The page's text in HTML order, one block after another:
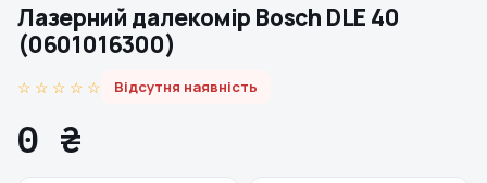
Лазерний далекомір Bosch DLE 40
(0601016300)
☆ ☆ ☆ ☆ ☆ Відсутня наявність
0 ₴